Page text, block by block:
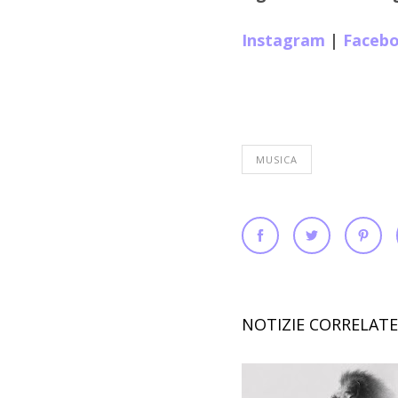
Instagram |
MUSICA
NOTIZIE CORRELATE